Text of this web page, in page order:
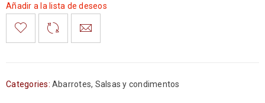
Añadir a la lista de deseos
Categories: Abarrotes, Salsas y condimentos